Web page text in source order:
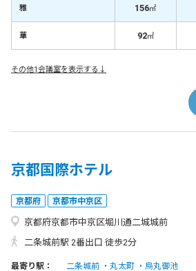
雅 156㎡
華 92㎡
その他1会議室を表示する↓
京都国際ホテル
京都府 京都市中京区
京都府京都市中京区堀川通二城城前
二条城前駅 2番出口 徒歩2分
最寄り駅： 二条城前 丸太町
烏丸御池